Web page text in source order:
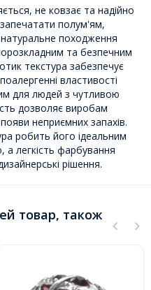
не ковзає та надійно
полум'ям,
походження
та безпечним
текстура забезпечує
властивості
для людей з чутливою
дозволяє виробам
неприємних запахів.
робить його ідеальним
а легкість фарбування
рішення.
товар, також